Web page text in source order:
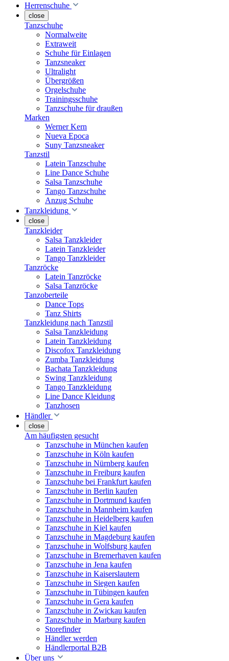
Herrenschuhe
close
Tanzschuhe
Normalweite
Extraweit
Schuhe für Einlagen
Tanzsneaker
Ultralight
Übergrößen
Orgelschuhe
Trainingsschuhe
Tanzschuhe für draußen
Marken
Werner Kern
Nueva Epoca
Suny Tanzsneaker
Tanzstil
Latein Tanzschuhe
Line Dance Schuhe
Salsa Tanzschuhe
Tango Tanzschuhe
Anzug Schuhe
Tanzkleidung
close
Tanzkleider
Salsa Tanzkleider
Latein Tanzkleider
Tango Tanzkleider
Tanzröcke
Latein Tanzröcke
Salsa Tanzröcke
Tanzoberteile
Dance Tops
Tanz Shirts
Tanzkleidung nach Tanzstil
Salsa Tanzkleidung
Latein Tanzkleidung
Discofox Tanzkleidung
Zumba Tanzkleidung
Bachata Tanzkleidung
Swing Tanzkleidung
Tango Tanzkleidung
Line Dance Kleidung
Tanzhosen
Händler
close
Am häufigsten gesucht
Tanzschuhe in München kaufen
Tanzschuhe in Köln kaufen
Tanzschuhe in Nürnberg kaufen
Tanzschuhe in Freiburg kaufen
Tanzschuhe bei Frankfurt kaufen
Tanzschuhe in Berlin kaufen
Tanzschuhe in Dortmund kaufen
Tanzschuhe in Mannheim kaufen
Tanzschuhe in Heidelberg kaufen
Tanzschuhe in Kiel kaufen
Tanzschuhe in Magdeburg kaufen
Tanzschuhe in Wolfsburg kaufen
Tanzschuhe in Bremerhaven kaufen
Tanzschuhe in Jena kaufen
Tanzschuhe in Kaiserslautern
Tanzschuhe in Siegen kaufen
Tanzschuhe in Tübingen kaufen
Tanzschuhe in Gera kaufen
Tanzschuhe in Zwickau kaufen
Tanzschuhe in Marburg kaufen
Storefinder
Händler werden
Händlerportal B2B
Über uns